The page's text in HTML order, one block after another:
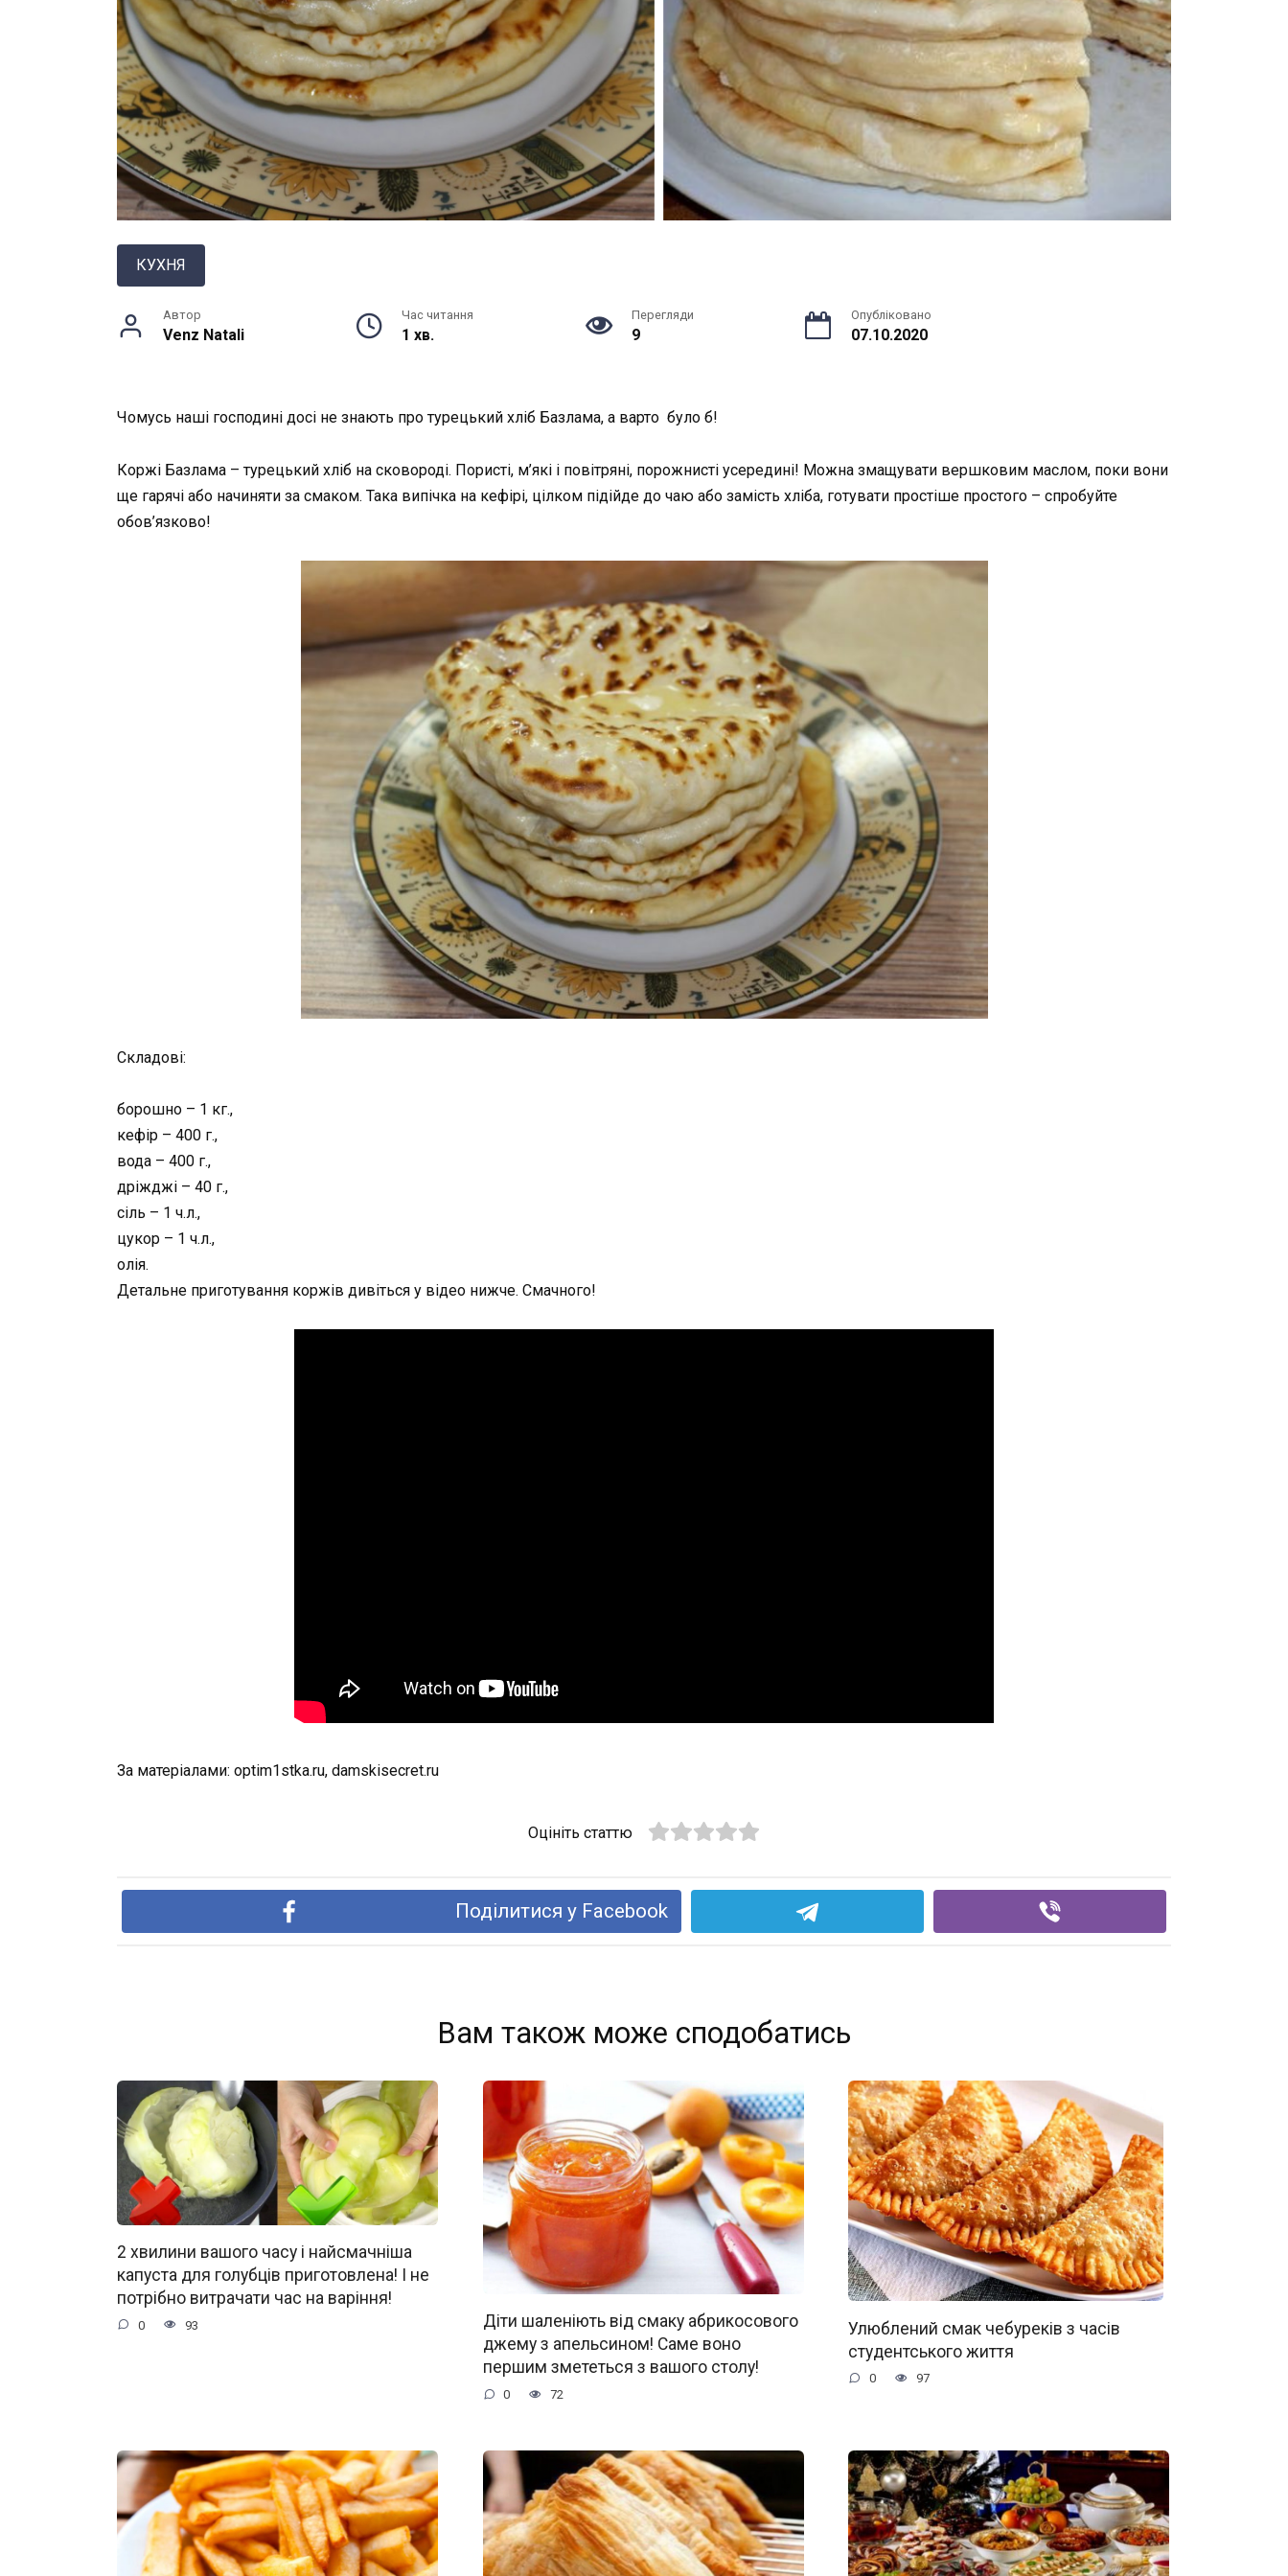
КУХНЯ
Автор
Venz Natali
Час читання
1 хв.
Перегляди
9
Опубліковано
07.10.2020
Чомусь наші господині досі не знають про турецький хліб Базлама, а варто було б!
Коржі Базлама – турецький хліб на сковороді. Пористі, м’які і повітряні, порожнисті усередині! Можна змащувати вершковим маслом, поки вони
ще гарячі або начиняти за смаком. Така випічка на кефірі, цілком підійде до чаю або замість хліба, готувати простіше простого – спробуйте
обов’язково!
Складові:
борошно – 1 кг.,
кефір – 400 г.,
вода – 400 г.,
дріжджі – 40 г.,
сіль – 1 ч.л.,
цукор – 1 ч.л.,
олія.
Детальне приготування коржів дивіться у відео нижче. Смачного!
За матеріалами: optim1stka.ru, damskisecret.ru
Оцініть статтю
Поділитися у Facebook
Вам також може сподобатись
2 хвилини вашого часу і найсмачніша
капуста для голубців приготовлена! І не
потрібно витрачати час на варіння!
0 93
Діти шаленіють від смаку абрикосового
джему з апельсином! Саме воно
першим змететься з вашого столу!
0 72
Улюблений смак чебуреків з часів
студентського життя
0 97